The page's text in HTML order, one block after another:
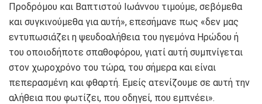
Προδρόμου και Βαπτιστού Ιωάννου τιμούμε, σεβόμεθα
και συγκινούμεθα για αυτή», επεσήμανε πως «δεν μας
εντυπωσιάζει η ψευδοαλήθεια του ηγεμόνα Ηρώδου ή
του οποιοδήποτε σπαθοφόρου, γιατί αυτή συμπνίγεται
στον χωροχρόνο του τώρα, του σήμερα και είναι
πεπερασμένη και φθαρτή. Εμείς ατενίζουμε σε αυτή την
αλήθεια που φωτίζει, που οδηγεί, που εμπνέει».